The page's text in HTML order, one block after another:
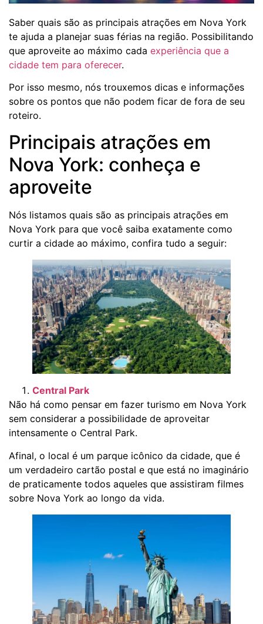
Saber quais são as principais atrações em Nova York
te ajuda a planejar suas férias na região. Possibilitando
que aproveite ao máximo cada experiência que a
cidade tem para oferecer.
Por isso mesmo, nós trouxemos dicas e informações
sobre os pontos que não podem ficar de fora de seu
roteiro.
Principais atrações em
Nova York: conheça e
aproveite
Nós listamos quais são as principais atrações em
Nova York para que você saiba exatamente como
curtir a cidade ao máximo, confira tudo a seguir:
Central Park
Não há como pensar em fazer turismo em Nova York
sem considerar a possibilidade de aproveitar
intensamente o Central Park.
Afinal, o local é um parque icônico da cidade, que é
um verdadeiro cartão postal e que está no imaginário
de praticamente todos aqueles que assistiram filmes
sobre Nova York ao longo da vida.